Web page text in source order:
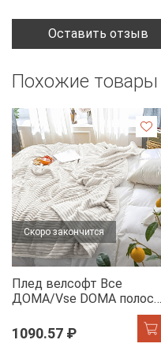
Оставить отзыв
Похожие товары
Скоро закончится
Плед велсофт Все
ДOMA/Vse DOMA полоса
1 см., цвет молочный,
ролик
1090.57 ₽